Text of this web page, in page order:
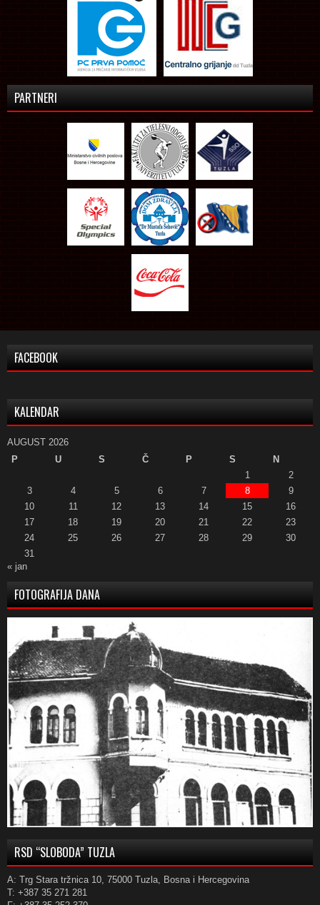
PARTNERI
FACEBOOK
KALENDAR
AUGUST 2026
P
U S Č P S
N
1
2
3
4 5 6 7 8
9
10
11 12 13 14 15
16
17
18 19 20 21 22
23
24
25 26 27 28 29
30
31
« jan
FOTOGRAFIJA DANA
RSD “SLOBODA” TUZLA
A: Trg Stara tržnica 10, 75000 Tuzla, Bosna i Hercegovina
T: +387 35 271 281